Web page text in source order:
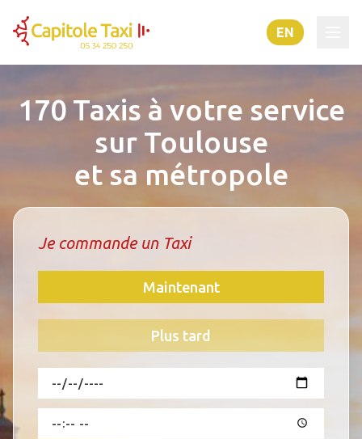
EN
170 Taxis à votre service
sur Toulouse
et sa métropole
Je commande un Taxi
Maintenant
Plus tard